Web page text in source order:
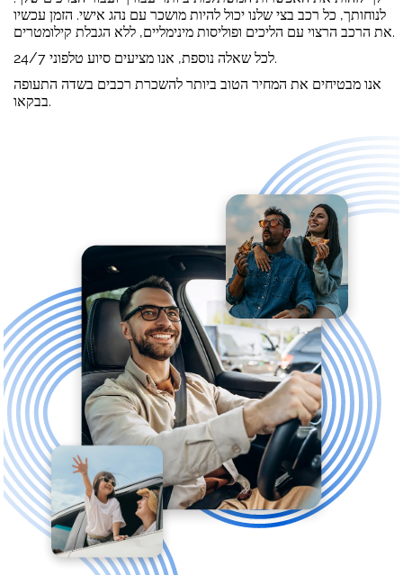
לנוחותך, כל רכב בצי שלנו יכול להיות מושכר עם נהג אישי. הזמן עכשיו
את הרכב הרצוי עם הליכים ופוליסות מינימליים, ללא הגבלת קילומטרים.
לכל שאלה נוספת, אנו מציעים סיוע טלפוני 24/7.
אנו מבטיחים את המחיר הטוב ביותר להשכרת רכבים בשדה התעופה
בבקאו.